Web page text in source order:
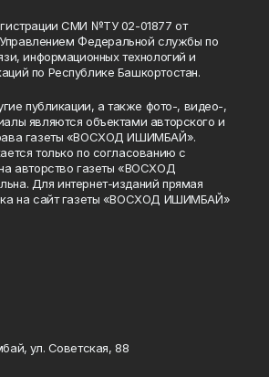
СМИ №ТУ 02-01877 от
Управлением Федеральной службы по
информационных технологий и
по Республике Башкортостан.
публикации, а также фото-, видео-,
являются объектами авторского и
газеты «ВОСХОД ИШИМБАЙ».
только по согласованию с
авторство газеты «ВОСХОД
Для интернет-изданий прямая
на сайт газеты «ВОСХОД ИШИМБАЙ»
ул. Советская, 88